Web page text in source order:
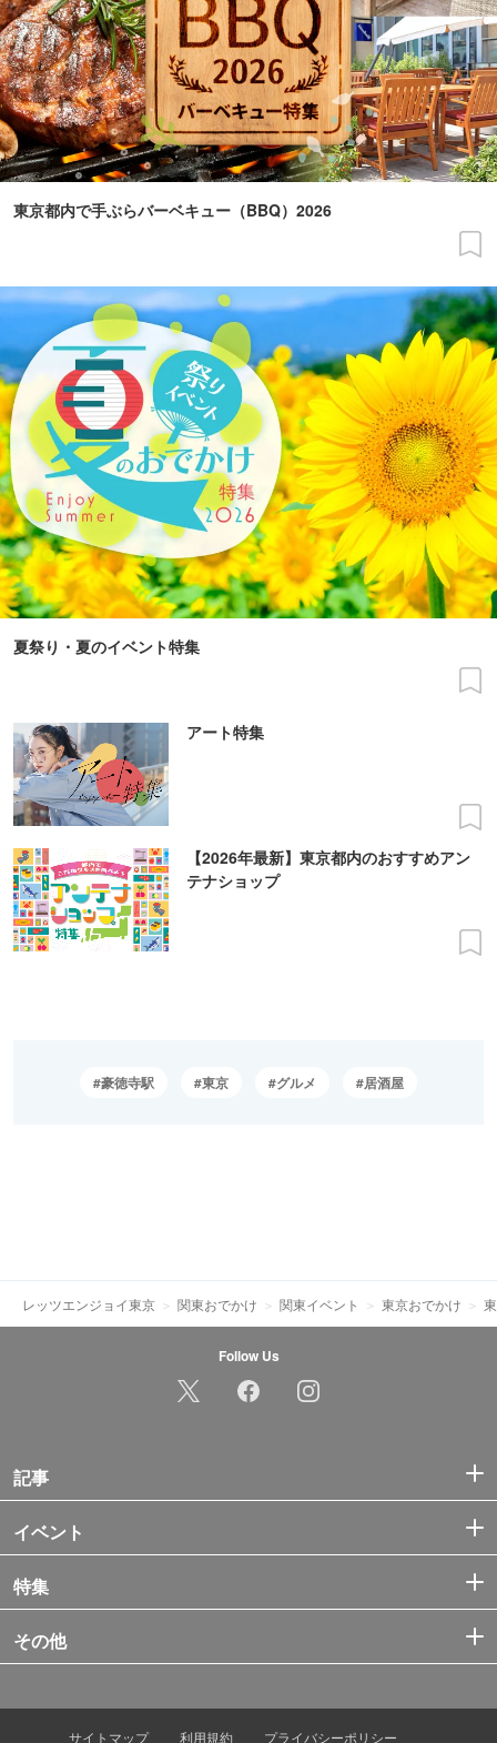
東京都内で手ぶらバーベキュー（BBQ）2026
夏祭り・夏のイベント特集
アート特集
【2026年最新】東京都内のおすすめアン
テナショップ
豪徳寺駅 東京 グルメ 居酒屋
レッツエンジョイ東京 関東おでかけ 関東イベント 東京おでかけ
Follow Us
記事
イベント
特集
その他
サイトマップ 利用規約 プライバシーポリシー